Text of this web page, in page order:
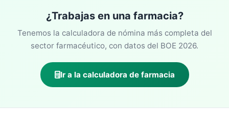
¿Trabajas en una farmacia?
Tenemos la calculadora de nómina más completa del
sector farmacéutico, con datos del BOE 2026.
Ir a la calculadora de farmacia